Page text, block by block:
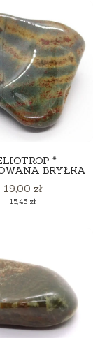
*
BRYŁKA
Cena
19,00 zł
Cena
15,45 zł